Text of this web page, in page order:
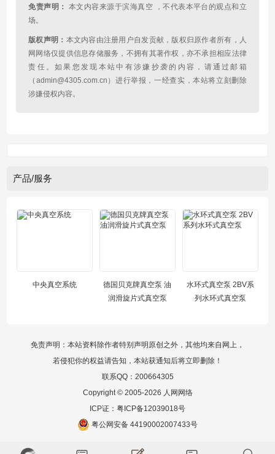
免责声明： 本文内容来源于滨海真空 ，不代表本平台的观点和立
场。
版权声明： 本文内容由注册用户自发贡献，版权归原作者所有，人
网网络仅提供信息存储服务，不拥有其著作权，亦不承担相应法律
责任。如果您发现本站中有涉嫌抄袭的内容，请通过邮箱
（admin@4305.com.cn）进行举报，一经查实，本站将立刻删除
涉嫌侵权内容。
产品/服务
中央真空系统
德国贝克牌真空泵 油
润滑旋片式真空泵
水环式真空泵 2BV系
列水环式真空泵
免责声明：本站资料除作者特别声明原创之外，其他均来自网上，
若侵犯你的权益请告知，本站获通知后将立即删除！
联系QQ：200664305
Copyright © 2005-2026 人网网络
ICP证： 粤ICP备12039018号
粤公网安备 44190002007433号